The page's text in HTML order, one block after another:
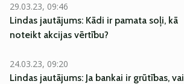
29.03.23, 09:46
Lindas jautājums: Kādi ir pamata soļi, kā
noteikt akcijas vērtību?
24.03.23, 09:20
Lindas jautājums: Ja bankai ir grūtības, vai